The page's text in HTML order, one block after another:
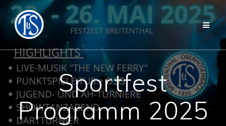
Zum
Inhalt
springen
Sportfest
Programm 2025